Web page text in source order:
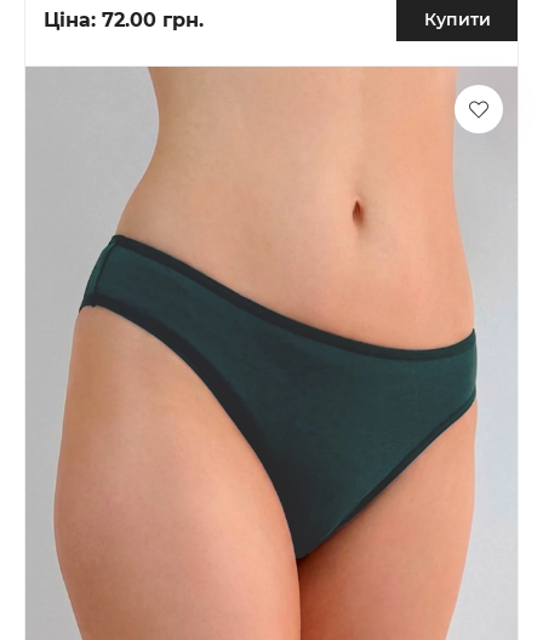
Ціна: 72.00 грн. Купити